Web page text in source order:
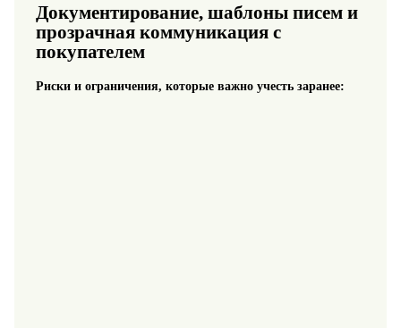
Документирование, шаблоны писем и
прозрачная коммуникация с
покупателем
Риски и ограничения, которые важно учесть заранее: